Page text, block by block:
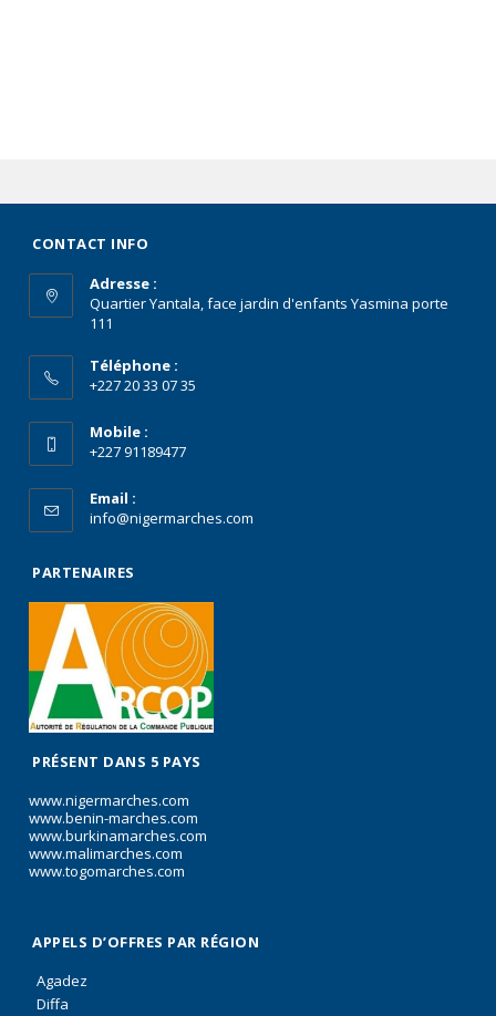
CONTACT INFO
Adresse :
Quartier Yantala, face jardin d'enfants Yasmina porte
111
Téléphone :
+227 20 33 07 35
Mobile :
+227 91189477
Email :
info@nigermarches.com
PARTENAIRES
PRÉSENT DANS 5 PAYS
www.nigermarches.com
www.benin-marches.com
www.burkinamarches.com
www.malimarches.com
www.togomarches.com
APPELS D’OFFRES PAR RÉGION
Agadez
Diffa